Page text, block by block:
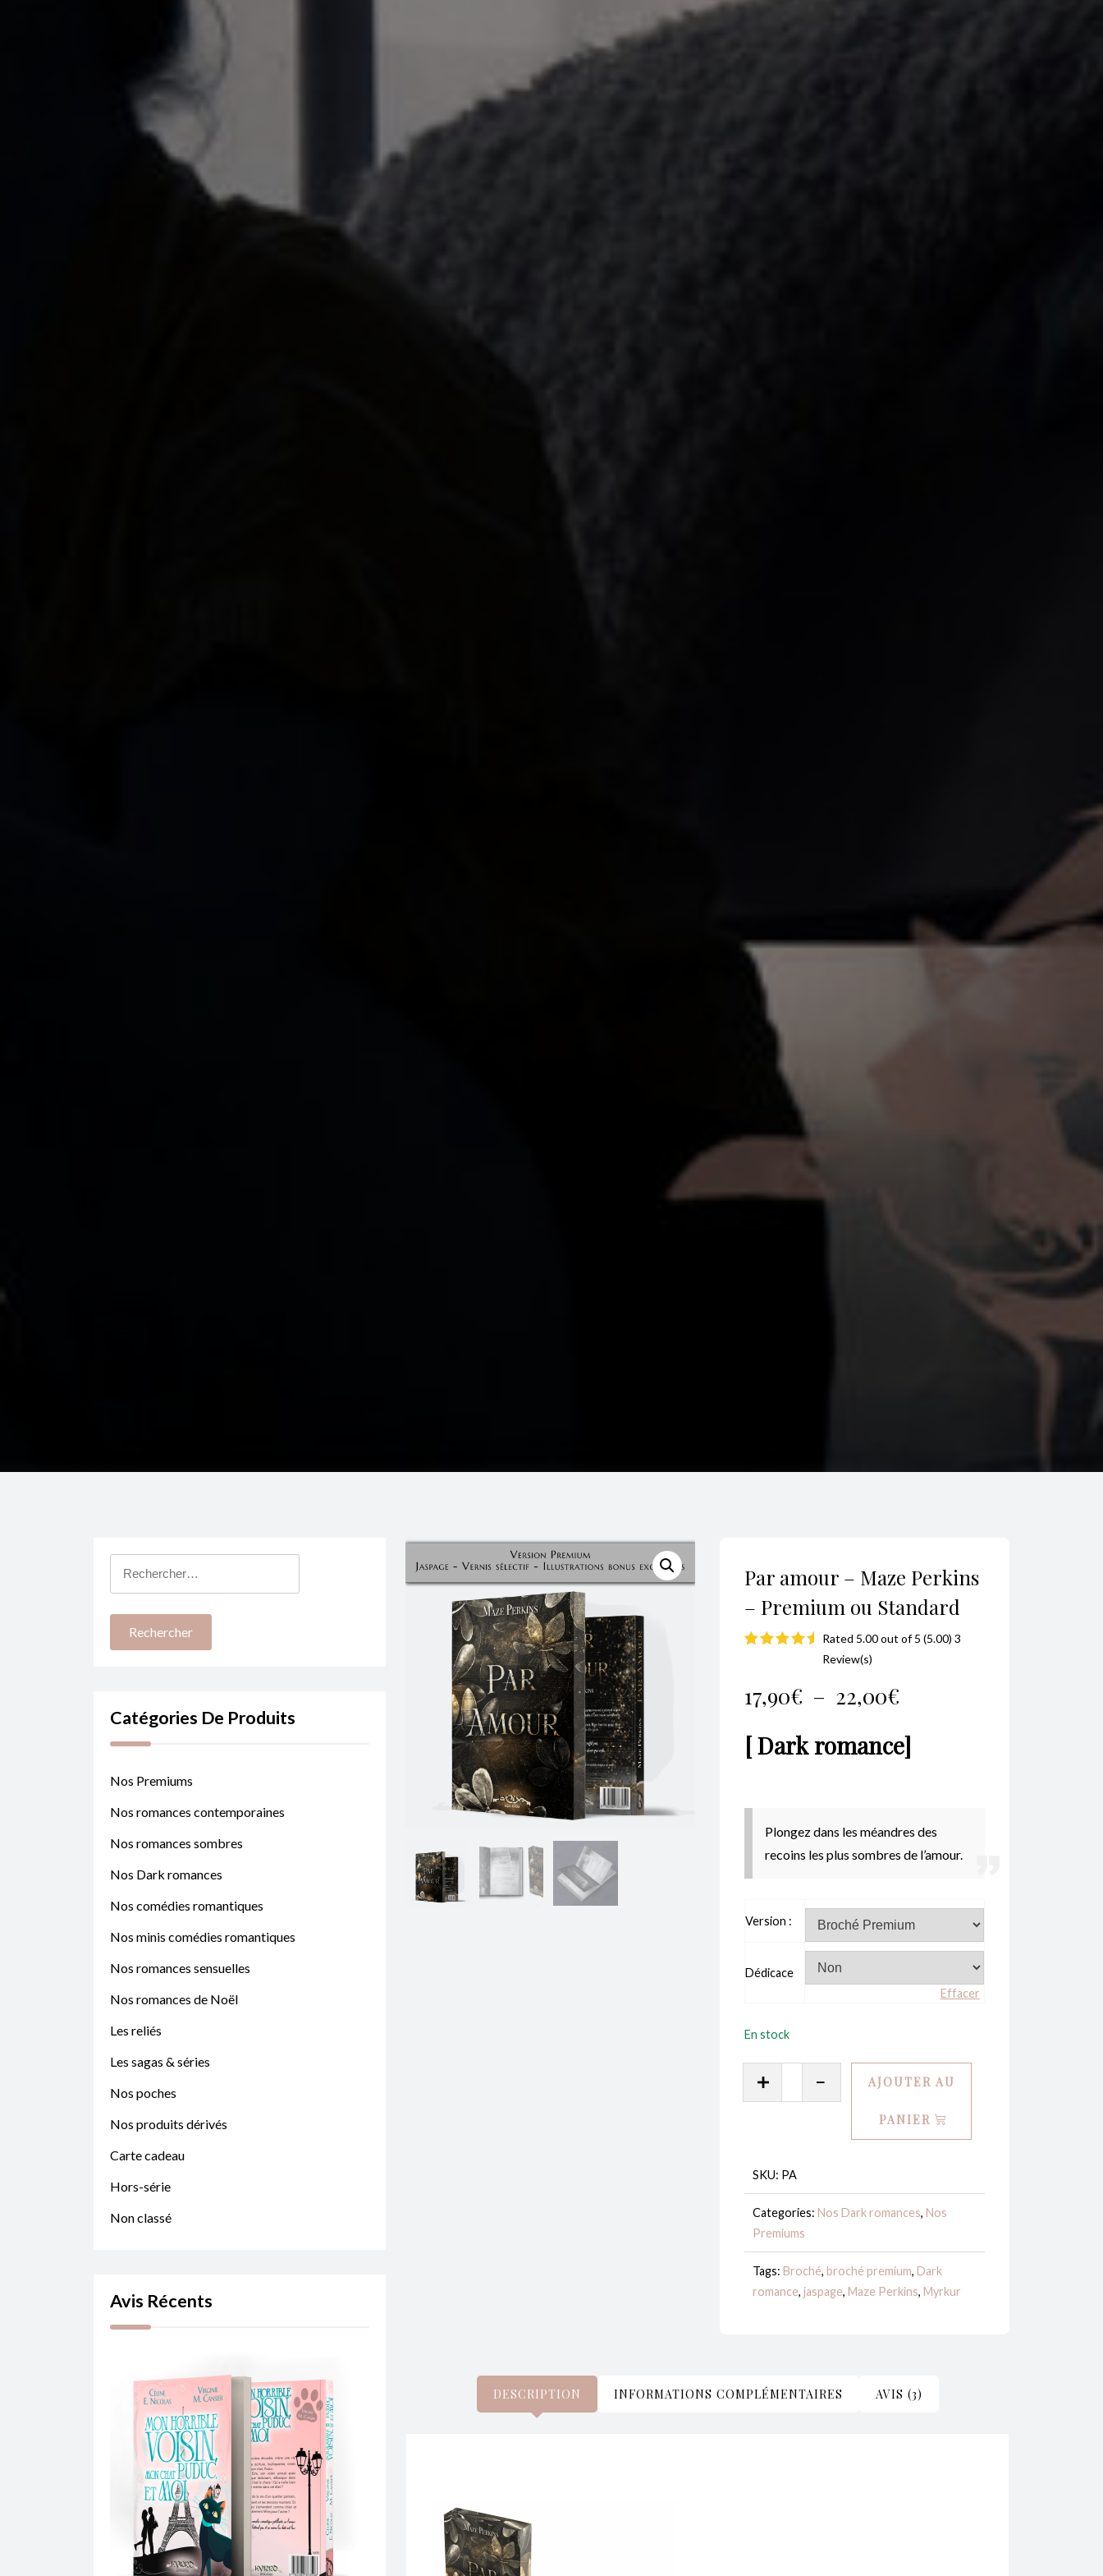
Par amour – Maze Perkins
– Premium ou Standard
sur
client
Rated 5.00 out of 5 (5.00) 3
Review(s)
17,90€ – 22,00€Plage
de
à
[ Dark romance]
Plongez dans les méandres des
recoins les plus sombres de l’amour.
Version :
Dédicace
Effacer
En stock
amour
Perkins
Premium
ou
Standard
AJOUTER AU
PANIER
SKU: PA
Categories: Nos Dark romances, Nos
Premiums
Tags: Broché, broché premium, Dark
romance, jaspage, Maze Perkins, Myrkur
DESCRIPTION INFORMATIONS COMPLÉMENTAIRES AVIS (3)
Catégories De Produits
Nos Premiums
Nos romances contemporaines
Nos romances sombres
Nos Dark romances
Nos comédies romantiques
Nos minis comédies romantiques
Nos romances sensuelles
Nos romances de Noël
Les reliés
Les sagas & séries
Nos poches
Nos produits dérivés
Carte cadeau
Hors-série
Non classé
Avis Récents